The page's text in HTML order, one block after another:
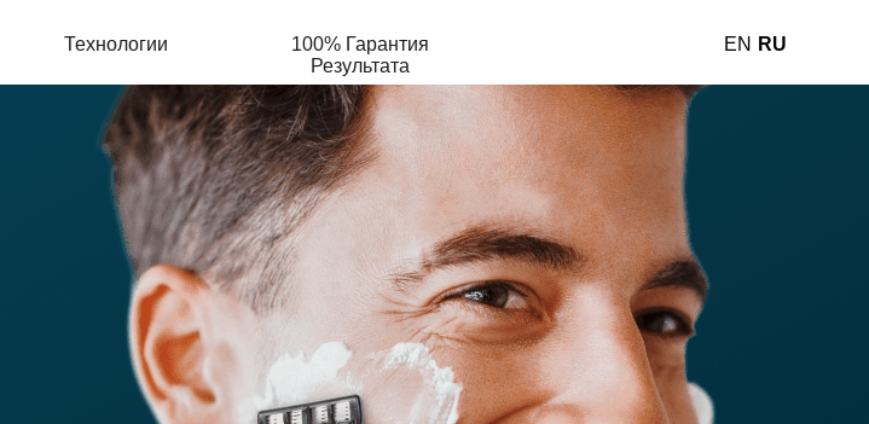
Технологии
100% Гарантия
Результата
RU
EN